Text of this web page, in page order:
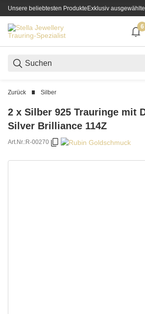
Unsere beliebtesten ProdukteExklusiv
6
6
Zurück Silber
2 x Silber 925 Trauringe mit
Silver Brilliance 114Z
Art.Nr.:R-00270